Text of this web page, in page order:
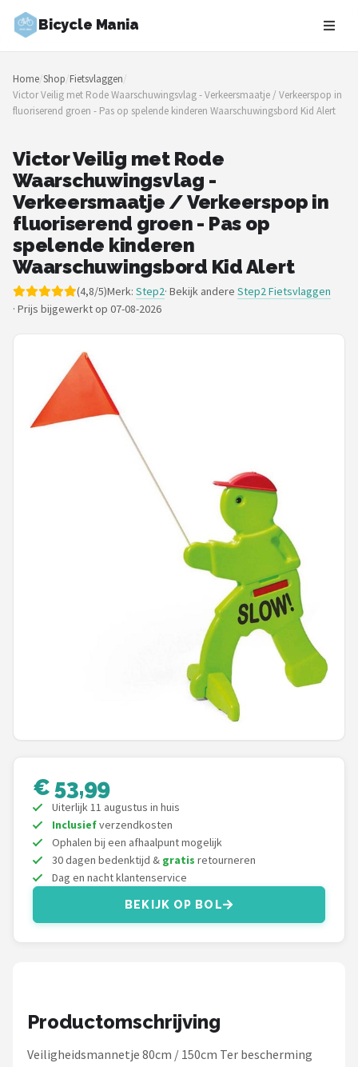
Bicycle Mania
Zoeken
NAVIGATIE
Shop
Merken
Blog
Fietsroutes
Kinderfietsen
Stadsfietsen
Elektrische fietsen
Mountainbikes
Shop
POPULAIRE MERKEN
Voltano
Shimano
Cortina
Alle merken →
Home/Shop/Fietsvlaggen/
Victor Veilig met Rode Waarschuwingsvlag - Verkeersmaatje / Verkeerspop in
fluoriserend groen - Pas op spelende kinderen Waarschuwingsbord Kid Alert
Victor Veilig met Rode
Waarschuwingsvlag -
Verkeersmaatje / Verkeerspop in
fluoriserend groen - Pas op
spelende kinderen
Waarschuwingsbord Kid Alert
(4,8/5)Merk: Step2· Bekijk andere Step2 Fietsvlaggen
· Prijs bijgewerkt op 07-08-2026
€ 53,99
Uiterlijk 11 augustus in huis
Inclusiefverzendkosten
Ophalen bij een afhaalpunt mogelijk
30 dagen bedenktijd & gratis retourneren
Dag en nacht klantenservice
BEKIJK OP BOL
Productomschrijving
Veiligheidsmannetje 80cm / 150cm Ter bescherming